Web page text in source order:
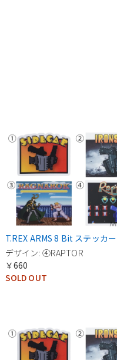
T.REX ARMS 8 Bit ステッカー
デザイン: ④RAPTOR
￥660
SOLD OUT